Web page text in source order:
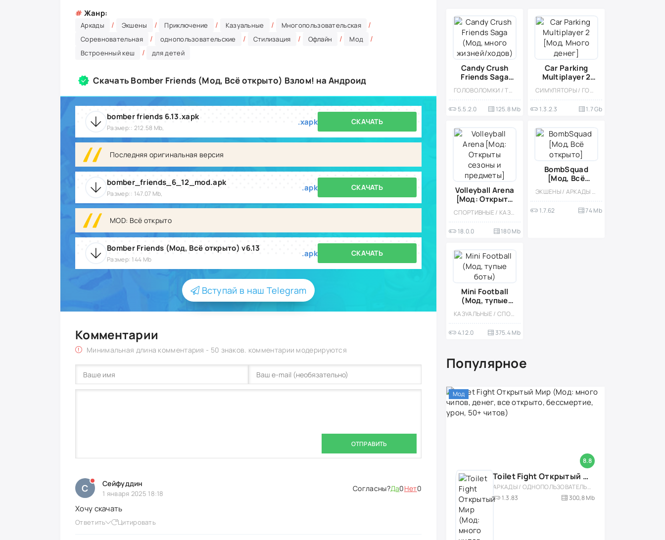
# Жанр:
Аркады / Экшены / Приключение / Казуальные / Многопользовательская /
Соревновательная / однопользовательские / Стилизация / Офлайн / Мод /
Встроенный кеш / для детей
Скачать Bomber Friends (Мод, Всё открыто) Взлом! на Андроид
bomber friends 6.13.xapk
Размер:: 212.58 Mb,
.xapk СКАЧАТЬ
Последняя оригинальная версия
bomber_friends_6_12_mod.apk
Размер:: 147.07 Mb,
.apk СКАЧАТЬ
MOD: Всё открыто
Bomber Friends (Мод, Всё открыто) v6.13
Размер: 144 Mb
.apk СКАЧАТЬ
Вступай в наш Telegram
Комментарии
Минимальная длина комментария - 50 знаков. комментарии модерируются
ОТПРАВИТЬ
С Сейфуддин
1 января 2025 18:18
Да0Нет0
Хочу скачать
Ответить Цитировать
Candy Crush
Friends Saga
(Мод, много
жизней/ходов)
ГОЛОВОЛОМКИ / ТРИ В РЯД / КАЗУАЛЬНЫЕ / ОДНОПОЛЬЗОВАТЕЛЬСКИЕ / СТИЛИЗАЦИЯ / ОФЛАЙН / МОД
5.5.2.0 125.8 Mb
Car Parking
Multiplayer 2
[Мод, Много
денег]
СИМУЛЯТОРЫ / ГОНКИ / ОТКРЫТЫЙ МИР / КАЗУАЛЬНЫЕ / СТИЛИЗАЦИЯ / 3D / ВСТРОЕННЫЙ КЕШ / БОЛЬШАЯ / МОД / ФИЗИКА
1.3.2.3 1.7 Gb
Volleyball Arena
[Мод: Открыты
сезоны и
предметы] СПОРТИВНЫЕ / КАЗУАЛЬНЫЕ / МНОГОПОЛЬЗОВАТЕЛЬСКАЯ / СОРЕВНОВАТЕЛЬНАЯ / ОДНОПОЛЬЗОВАТЕЛЬСКИЕ / СТИЛИЗАЦИЯ / МОД / ВСТРОЕННЫЙ КЕШ / ВИД СБОКУ / ОФЛАЙН
18.0.0 180 Mb
BombSquad
[Мод, Всё
открыто]
ЭКШЕНЫ / АРКАДЫ / КАЗУАЛЬНЫЕ / МНОГОПОЛЬЗОВАТЕЛЬСКАЯ / СОРЕВНОВАТЕЛЬНАЯ / СТИЛИЗАЦИЯ / ОФЛАЙН / ВСТРОЕННЫЙ КЕШ / МОД / ВИД СВЕРХУ / ИЗОМЕТРИЯ
1.7.62 74 Mb
Mini Football
(Мод, тупые
боты)
КАЗУАЛЬНЫЕ / СПОРТИВНЫЕ / СИМУЛЯТОРЫ / ФУТБОЛ / МОД / МНОГОПОЛЬЗОВАТЕЛЬСКАЯ / СОРЕВНОВАТЕЛЬНАЯ / СТИЛИЗАЦИЯ
4.12.0 375.4 Mb
Популярное
8.8
Мод
Toilet Fight Открытый Мир (Мод: много чипов, денег, все открыто, бессмертие, урон, 50+ читов)
АРКАДЫ / ОДНОПОЛЬЗОВАТЕЛЬСКИЕ / ОФЛАЙН / МОД / РОЛЕВЫЕ / ШУТЕРЫ / ОТКРЫТЫЙ МИР / ВСТРОЕННЫЙ КЕШ / 3D / ЭКШЕНЫ / ТУАЛЕТНЫЕ ВОЙНЫ / ДЛЯ ДЕТЕЙ
1.3.83
300,8 Mb